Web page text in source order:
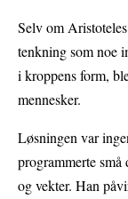
Selv om
tenkning som noe
i kroppens form,
mennesker.
Løsningen var
programmerte
og vekter. Han